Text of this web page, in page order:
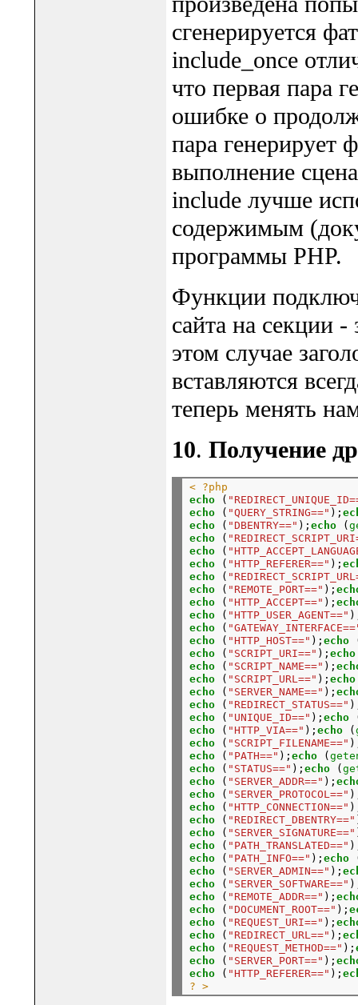
сгенерируется
include_once
что первая пара
ошибке о
пара генерирует
выполнение
include лучше
содержимым
программы PHP.
Функции
сайта на секции
этом случае
вставляются
теперь менять
10. Получение
< ?php
echo (
echo ( "QUERY_STRING==" );
echo ( "DBENTRY==" ); echo (
echo (
echo (
echo ( "HTTP_REFERER==" );
echo (
echo ( "REMOTE_PORT==" );
echo ( "HTTP_ACCEPT==" );
echo ( "HTTP_USER_AGENT=="
echo (
echo ( "HTTP_HOST==" ); echo
echo ( "SCRIPT_URI==" ); echo
echo ( "SCRIPT_NAME==" );
echo ( "SCRIPT_URL==" ); echo
echo ( "SERVER_NAME==" );
echo ( "REDIRECT_STATUS=="
echo ( "UNIQUE_ID==" ); echo
echo ( "HTTP_VIA==" ); echo (
echo ( "SCRIPT_FILENAME=="
echo ( "PATH==" ); echo (
echo ( "STATUS==" ); echo (
echo ( "SERVER_ADDR==" );
echo ( "SERVER_PROTOCOL=="
echo ( "HTTP_CONNECTION=="
echo ( "REDIRECT_DBENTRY=="
echo ( "SERVER_SIGNATURE=="
echo ( "PATH_TRANSLATED=="
echo ( "PATH_INFO==" ); echo
echo ( "SERVER_ADMIN==" );
echo ( "SERVER_SOFTWARE=="
echo ( "REMOTE_ADDR==" );
echo ( "DOCUMENT_ROOT==" );
echo ( "REQUEST_URI==" );
echo ( "REDIRECT_URL==" );
echo ( "REQUEST_METHOD==" );
echo ( "SERVER_PORT==" );
echo ( "HTTP_REFERER==" );
? >